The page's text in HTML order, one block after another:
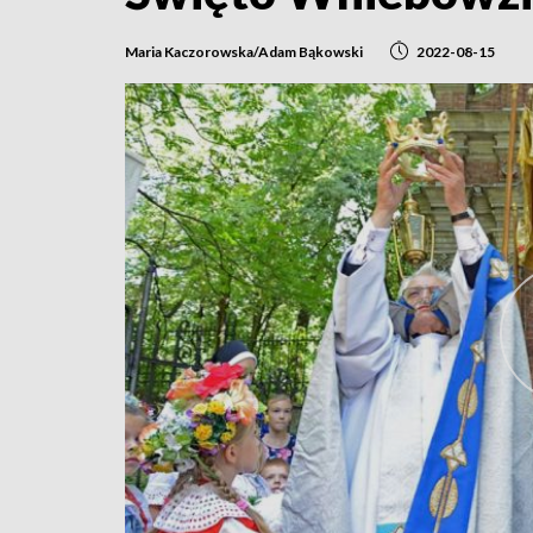
Maria Kaczorowska/Adam Bąkowski 2022-08-15